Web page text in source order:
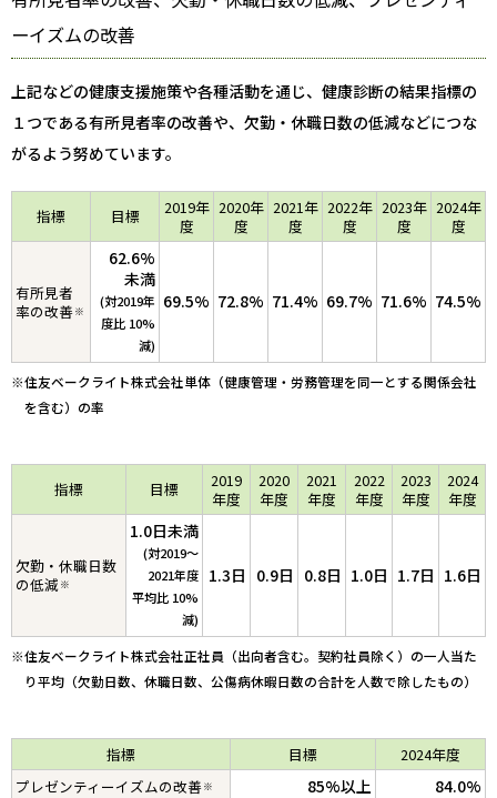
ーイズムの改善
上記などの健康支援施策や各種活動を通じ、健康診断の結果指標の
１つである有所見者率の改善や、欠勤・休職日数の低減などにつな
がるよう努めています。
指標 目標
2019年
度
2020年
度
2021年
度
2022年
度
2023年
度
2024年
度
有所見者
率の改善※
62.6%
未満
(対2019年
度比 10%
減)
69.5% 72.8% 71.4% 69.7% 71.6% 74.5%
※住友ベークライト株式会社単体（健康管理・労務管理を同一とする関係会社
を含む）の率
指標 目標
2019
年度
2020
年度
2021
年度
2022
年度
2023
年度
2024
年度
欠勤・休職日数
の低減 ※
1.0日未満
(対2019～
2021年度
平均比 10%
減)
1.3日 0.9日 0.8日 1.0日 1.7日 1.6日
※住友ベークライト株式会社正社員（出向者含む。契約社員除く）の一人当た
り平均（欠勤日数、休職日数、公傷病休暇日数の合計を人数で除したもの）
指標 目標
2024年度
プレゼンティーイズムの改善※ 85%以上 84.0%